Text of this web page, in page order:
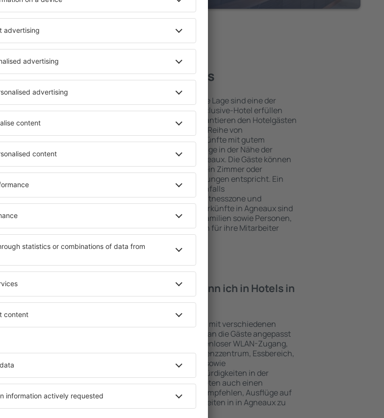
Hotels ansehen in Agneaux
in der
und
intime
Agneaux
Wählen
die
für
bereiten
vor!
Agneaux – beste Hotels
Umfassender Service und eine attraktive Lage sind eine der
wichtigsten Bedingungen, die ein All-Inclusive-Hotel erfüllen
muss. Die besten Hotels in Agneaux garantieren den Hotelgästen
einen hervorragenden Service und eine Reihe von
Annehmlichkeiten. Hochwertige Unterkünfte mit gutem
Standard bieten eine ausgezeichnete Lage in der Nähe der
wichtigsten Sehenswürdigkeiten in Agneaux. Die Gäste können
die kostenlosen Parkplätze nutzen und ein Zimmer oder
Apartment auswählen, das ihren Erwartungen entspricht. Ein
Hotel mit hohem Standard umfasst ebenfalls
abwechslungsreiches Menü, SPA oder Fitnesszone und
Attraktionen für Kinder. Die besten Unterkünfte in Agneaux sind
eine hervorragende Lösung für Paare, Familien sowie Personen,
die geschäftlich reisen oder Schulungen für ihre Mitarbeiter
organisieren möchten.
die
Eine
das
In- und
aus.
ganz
Sterne,
Welche Annehmlichkeiten kann ich in Hotels in
in Agneaux finden?
Hotels in in Agneaux sind Einrichtungen mit verschiedenen
Standards sowie Annehmlichkeiten, die an die Gäste angepasst
sind . Zu den beliebtesten gehören kostenloser WLAN-Zugang,
SPA-Zone, Bar / Safe im Zimmer, Konferenzzentrum, Essbereich,
Kinderspielecke, kostenlose Parkplätze sowie
Informationsbroschüren über Sehenswürdigkeiten in der
Umgebung. Einige der Einrichtungen bieten auch einen
Transport vom/zum Flughafen an oder empfehlen, Ausflüge auf
den Spuren der größten Sehenswürdigkeiten in in Agneaux zu
unternehmen.